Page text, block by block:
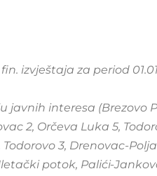
izvještaja za period
javnih interesa (Brezovo
2, Orčeva Luka 5,
3, Drenovac-
potok, Palići-